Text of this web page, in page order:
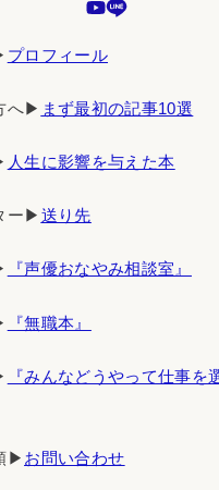
プロフィール
へ▶︎ まず最初の記事10選
人生に影響を与えた本
ー▶︎ 送り先
『声優おなやみ相談室』
『無職本』
『みんなどうやって仕事を
▶︎ お問い合わせ